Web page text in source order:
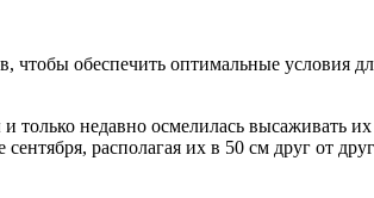
чтобы обеспечить оптимальные условия
только недавно осмелилась высаживать
располагая их в 50 см друг от